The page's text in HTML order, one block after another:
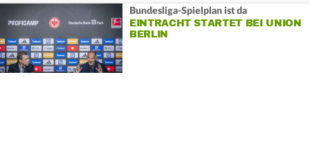
Bundesliga-Spielplan ist da
EINTRACHT STARTET BEI UNION
BERLIN